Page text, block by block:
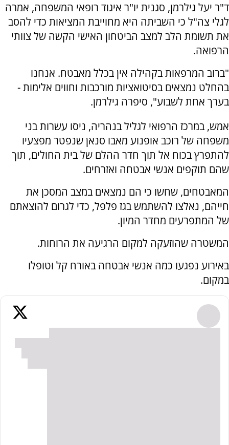
ד"ר יעל גילרמן, סגנית יו"ר איגוד רופאי המשפחה, אמרה
לגלי צה"ל כי השביתה היא מחוייבת המציאות כדי להסב
את תשומת הלב למצב הביטחון האישי הקשה של צוותי
הרפואה.
"ברוב המרפאות בקהילה אין בכלל מאבטח. אנחנו
בהחלט נמצאים בסיטואציות מורכבות וחווים אלימות -
בערך אחת לשבוע", סיפרה גילרמן.
אמש, במרכז הרפואי לגליל בנהריה, ניסו עשרות בני
משפחה של רוכב אופנוע מאבו סנאן שנפטר מפצעיו
להתפרץ בכוח אל תוך חדר ההלם של בית החולים, תוך
שהם תוקפים אנשי אבטחה ואזרחים.
המאבטחים, שחשו כי הם נמצאים במצב המסכן את
חייהם, נאלצו להשתמש בגז פלפל, כדי לגרום להוצאתם
של המתפרעים מחדר המיון.
המשטרה שהוזעקה למקום הרגיעה את הרוחות.
באירוע נפגעו כמה אנשי אבטחה באורח קל וטופלו
במקום.